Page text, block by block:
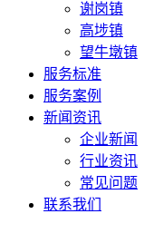
谢岗镇
高埗镇
望牛墩镇
服务标准
服务案例
新闻资讯
企业新闻
行业资讯
常见问题
联系我们